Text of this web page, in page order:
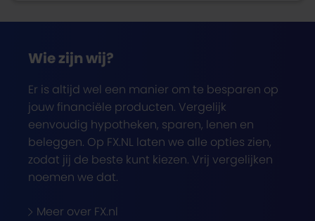
Wie zijn wij?
Er is altijd wel een manier om te besparen op
jouw financiële producten. Vergelijk
eenvoudig hypotheken, sparen, lenen en
beleggen. Op FX.NL laten we alle opties zien,
zodat jij de beste kunt kiezen. Vrij vergelijken
noemen we dat.
Meer over FX.nl